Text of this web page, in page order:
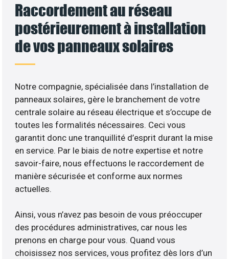
Raccordement au réseau
postérieurement à installation
de vos panneaux solaires
Notre compagnie, spécialisée dans l’installation de
panneaux solaires, gère le branchement de votre
centrale solaire au réseau électrique et s’occupe de
toutes les formalités nécessaires. Ceci vous
garantit donc une tranquillité d’esprit durant la mise
en service. Par le biais de notre expertise et notre
savoir-faire, nous effectuons le raccordement de
manière sécurisée et conforme aux normes
actuelles.
Ainsi, vous n’avez pas besoin de vous préoccuper
des procédures administratives, car nous les
prenons en charge pour vous. Quand vous
choisissez nos services, vous profitez dès lors d’un